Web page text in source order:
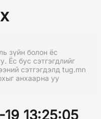
зүйн болон ёс
Ёс бус сэтгэгдлийг
сэтгэгдэлд tug.mn
анхаарна уу
13:25:05